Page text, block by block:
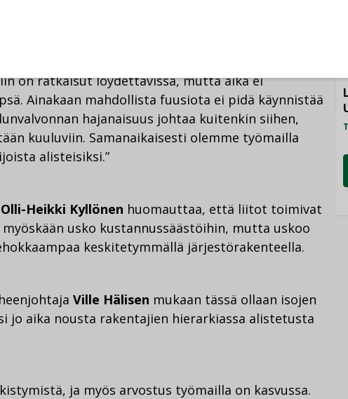
Historia on kuitenkin opettanut, että yhteistyö
välttämätöntä.
on ratkaisut löydettävissä, mutta aika ei
Ainakaan mahdollista fuusiota ei pidä käynnistää
hajanaisuus johtaa kuitenkin siihen,
kuuluviin. Samanaikaisesti olemme työmailla
alisteisiksi.”
Olli-Heikki Kyllönen huomauttaa, että liitot toimivat
usko kustannussäästöihin, mutta uskoo
keskitetymmällä järjestörakenteella.
Ville Hälisen mukaan tässä ollaan isojen
jo aika nousta rakentajien hierarkiassa alistetusta
ja myös arvostus työmailla on kasvussa.